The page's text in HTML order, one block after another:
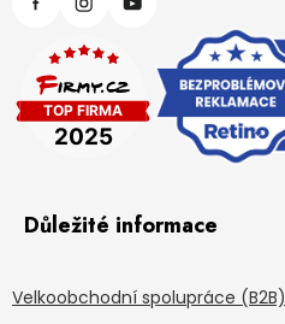
Důležité informace
Velkoobchodní spolupráce (B2B)